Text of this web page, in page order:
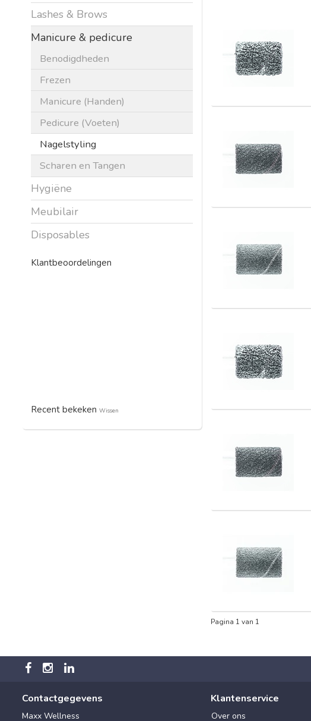
Lashes & Brows
Manicure & pedicure
Benodigdheden
Frezen
Manicure (Handen)
Pedicure (Voeten)
Nagelstyling
Scharen en Tangen
Hygiëne
Meubilair
Disposables
Klantbeoordelingen
Recent bekeken Wissen
Pagina 1 van 1
Contactgegevens
Maxx Wellness
Klantenservice
Over ons